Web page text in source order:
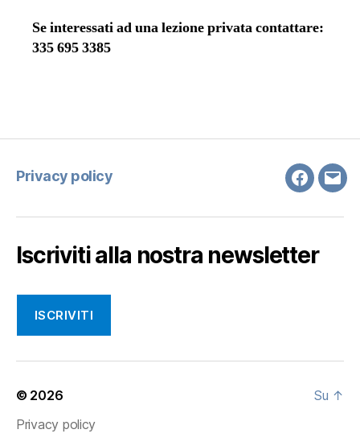
Se interessati ad una lezione privata contattare:
335 695 3385
Privacy policy
Iscriviti alla nostra newsletter
ISCRIVITI
© 2026
Privacy policy
Su ↑